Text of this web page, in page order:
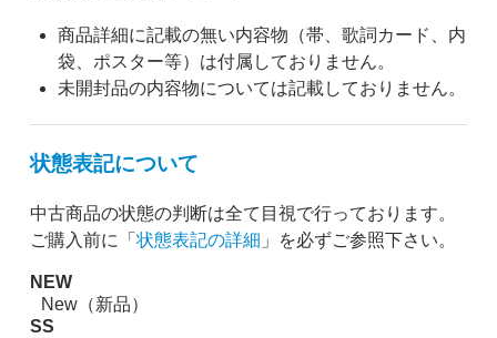
商品詳細に記載の無い内容物（帯、歌詞カード、内
袋、ポスター等）は付属しておりません。
未開封品の内容物については記載しておりません。
状態表記について
中古商品の状態の判断は全て目視で行っております。
ご購入前に「 状態表記の詳細 」を必ずご参照下さい。
NEW
New（新品）
SS